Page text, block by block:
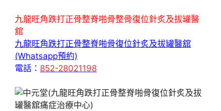
九龍旺角跌打正骨整脊啪骨整骨復位針炙及拔罐醫
舘
九龍旺角跌打正骨整脊啪骨復位針炙及拔罐醫舘
(Whatsapp預約)
電話： 852-28021198